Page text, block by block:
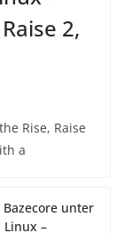
2,
Rise, Raise
a
unter
Linux –